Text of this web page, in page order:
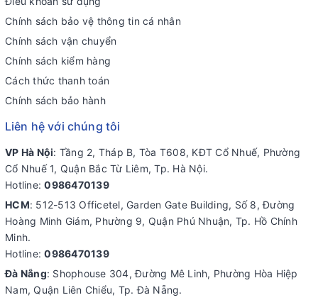
Chính sách bảo vệ thông tin cá nhân
Chính sách vận chuyển
Chính sách kiểm hàng
Cách thức thanh toán
Chính sách bảo hành
Liên hệ với chúng tôi
VP Hà Nội: Tầng 2, Tháp B, Tòa T608, KĐT Cổ Nhuế, Phường
Cổ Nhuế 1, Quận Bắc Từ Liêm, Tp. Hà Nội.
Hotline:0986470139
HCM: 512-513 Officetel, Garden Gate Building, Số 8, Đường
Hoàng Minh Giám, Phường 9, Quận Phú Nhuận, Tp. Hồ Chính
Minh.
Hotline:0986470139
Đà Nẵng: Shophouse 304, Đường Mê Linh, Phường Hòa Hiệp
Nam, Quận Liên Chiểu, Tp. Đà Nẵng.